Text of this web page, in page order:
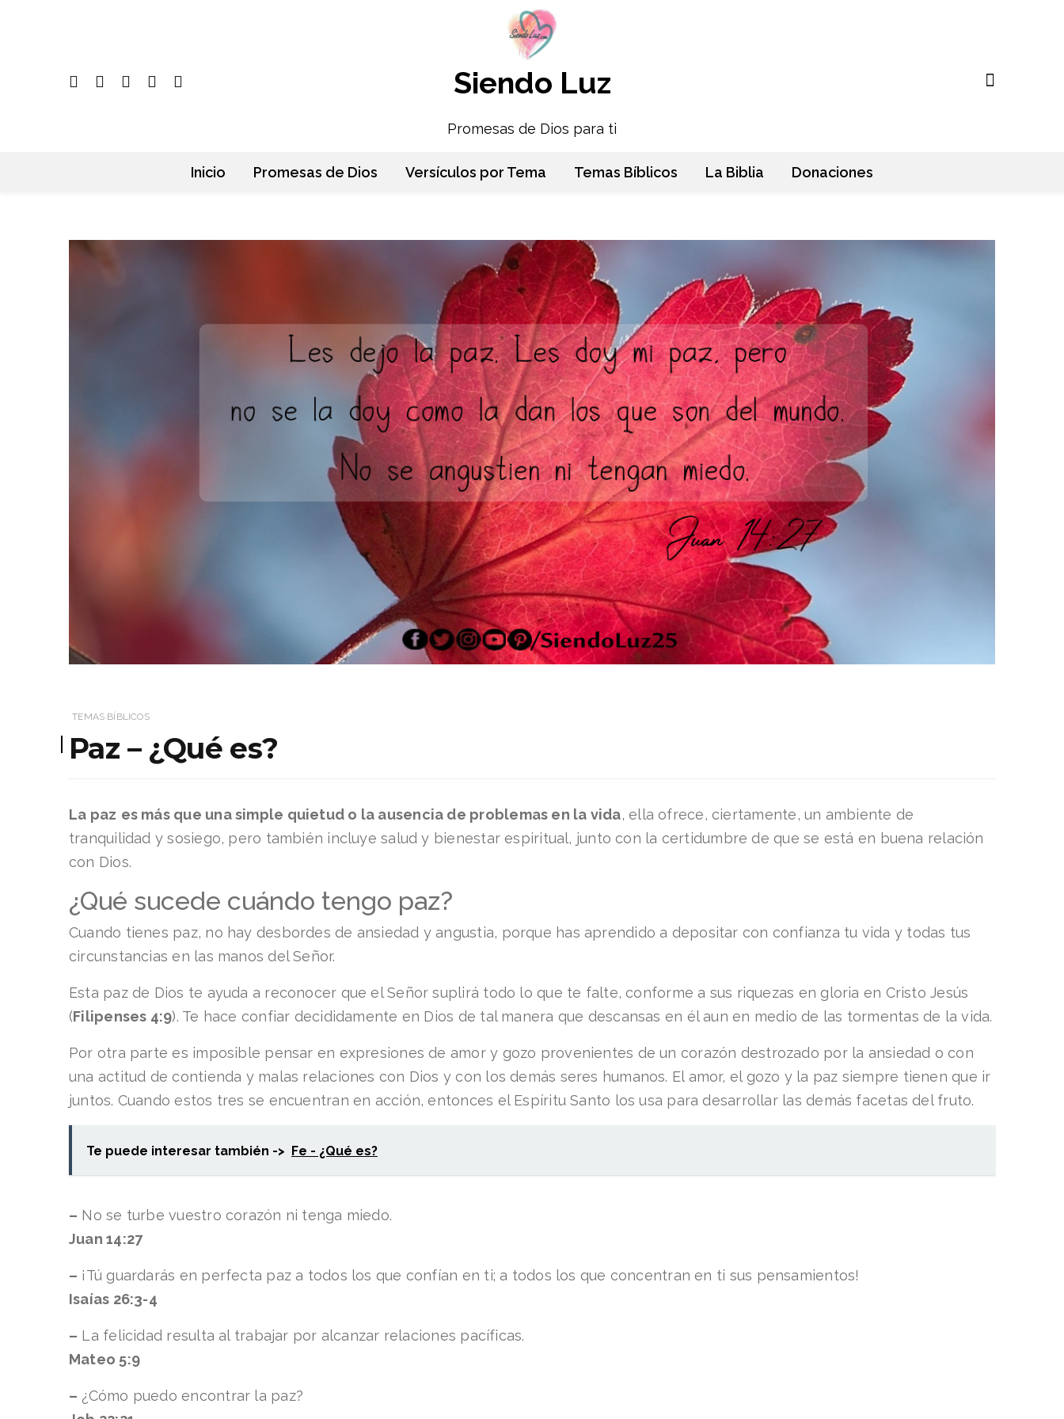
Siendo Luz
Promesas de Dios para ti
Inicio Promesas de Dios Versículos por Tema Temas Bíblicos La Biblia
Nuevo Testamento
Donaciones
TEMAS BÍBLICOS
Paz – ¿Qué es?
La paz es más que una simple quietud o la ausencia de problemas en la vida, ella ofrece, ciertamente, un ambiente de
tranquilidad y sosiego, pero también incluye salud y bienestar espiritual, junto con la certidumbre de que se está en buena relación
con Dios.
¿Qué sucede cuándo tengo paz?
Cuando tienes paz, no hay desbordes de ansiedad y angustia, porque has aprendido a depositar con confianza tu vida y todas tus
circunstancias en las manos del Señor.
Esta paz de Dios te ayuda a reconocer que el Señor suplirá todo lo que te falte, conforme a sus riquezas en gloria en Cristo Jesús
(Filipenses 4:9). Te hace confiar decididamente en Dios de tal manera que descansas en él aun en medio de las tormentas de la vida.
Por otra parte es imposible pensar en expresiones de amor y gozo provenientes de un corazón destrozado por la ansiedad o con
una actitud de contienda y malas relaciones con Dios y con los demás seres humanos. El amor, el gozo y la paz siempre tienen que ir
juntos. Cuando estos tres se encuentran en acción, entonces el Espíritu Santo los usa para desarrollar las demás facetas del fruto.
Te puede interesar también -> Fe - ¿Qué es?
– No se turbe vuestro corazón ni tenga miedo.
Juan 14:27
– ¡Tú guardarás en perfecta paz a todos los que confían en ti; a todos los que concentran en ti sus pensamientos!
Isaías 26:3-4
– La felicidad resulta al trabajar por alcanzar relaciones pacíficas.
Mateo 5:9
– ¿Cómo puedo encontrar la paz?